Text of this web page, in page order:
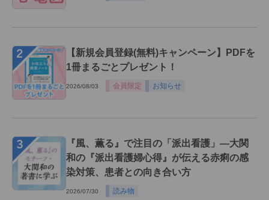
２
【新規会員登録(無料)キャンペーン】PDFを
1冊まるごとプレゼント！
2026/08/03 会員限定 お知らせ
３
『風、薫る』で注目の「派出看護」―大関
和の『派出看護婦心得』が伝える赤痢の感
染対策、患者との向き合い方
2026/07/30 読み物